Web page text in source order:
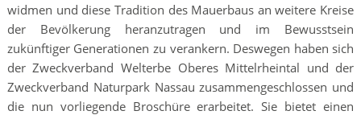
widmen und diese Tradition des Mauerbaus an weitere Kreise
der Bevölkerung heranzutragen und im Bewusstsein
zukünftiger Generationen zu verankern. Deswegen haben sich
der Zweckverband Welterbe Oberes Mittelrheintal und der
Zweckverband Naturpark Nassau zusammengeschlossen und
die nun vorliegende Broschüre erarbeitet. Sie bietet einen